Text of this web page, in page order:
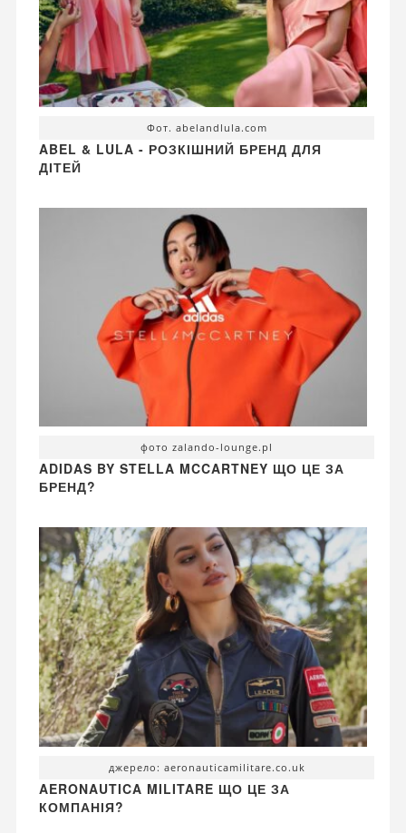
Фот. abelandlula.com
ABEL & LULA - РОЗКІШНИЙ БРЕНД ДЛЯ
ДІТЕЙ
фото zalando-lounge.pl
ADIDAS BY STELLA MCCARTNEY ЩО ЦЕ ЗА
БРЕНД?
джерело: aeronauticamilitare.co.uk
AERONAUTICA MILITARE ЩО ЦЕ ЗА
КОМПАНІЯ?